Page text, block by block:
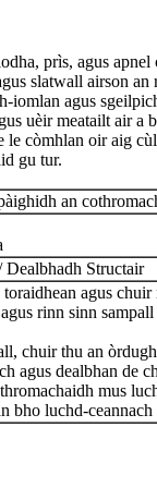
prìs, agus apnel
slatwall airson an
iomlan agus
uèir meatailt air a
le còmhlan oir aig
gu tur.
an
Dealbhadh Structair
agus
rinn sinn
chuir thu an
agus dealbhan de
mus
bho luchd-ceannach